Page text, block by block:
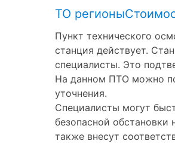
ТО регионы
Пункт технического
станция действует.
специалисты. Это
На данном ПТО можно
уточнения.
Специалисты могут
безопасной
также внесут